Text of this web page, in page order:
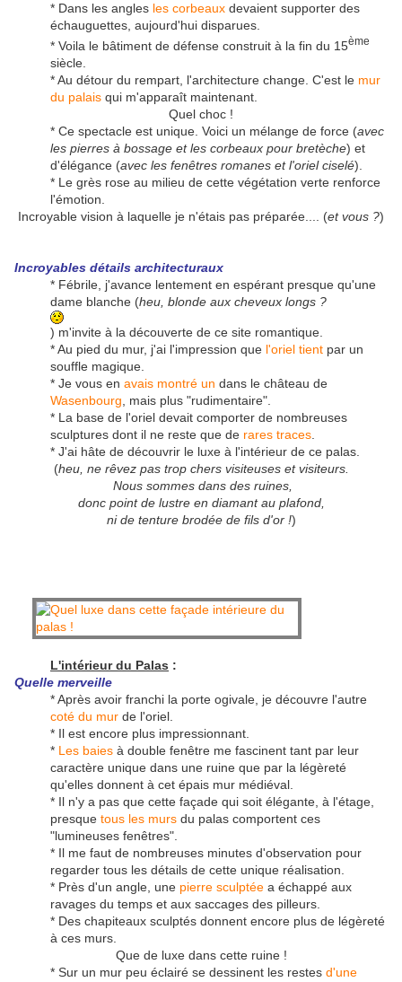
* Dans les angles les corbeaux devaient supporter des
échauguettes, aujourd'hui disparues.
* Voila le bâtiment de défense construit à la fin du 15ème
siècle.
* Au détour du rempart, l'architecture change. C'est le mur
du palais qui m'apparaît maintenant.
Quel choc !
* Ce spectacle est unique. Voici un mélange de force (avec
les pierres à bossage et les corbeaux pour bretèche) et
d'élégance (avec les fenêtres romanes et l'oriel ciselé).
* Le grès rose au milieu de cette végétation verte renforce
l'émotion.
Incroyable vision à laquelle je n'étais pas préparée.... (et vous ?)
Incroyables détails architecturaux
* Fébrile, j'avance lentement en espérant presque qu'une
dame blanche (heu, blonde aux cheveux longs ?
) m'invite à la découverte de ce site romantique.
* Au pied du mur, j'ai l'impression que l'oriel tient par un
souffle magique.
* Je vous en avais montré un dans le château de
Wasenbourg , mais plus "rudimentaire".
* La base de l'oriel devait comporter de nombreuses
sculptures dont il ne reste que de rares traces
* J'ai hâte de découvrir le luxe à l'intérieur de ce palas.
(heu, ne rêvez pas trop chers visiteuses et visiteurs.
Nous sommes dans des ruines,
donc point de lustre en diamant au plafond,
ni de tenture brodée de fils d'or !)
L'intérieur du Palas :
Quelle merveille
* Après avoir franchi la porte ogivale, je découvre l'autre
coté du mur de l'oriel.
* Il est encore plus impressionnant.
* Les baies à double fenêtre me fascinent tant par leur
caractère unique dans une ruine que par la légèreté
qu'elles donnent à cet épais mur médiéval.
* Il n'y a pas que cette façade qui soit élégante, à l'étage,
presque tous les murs du palas comportent ces
"lumineuses fenêtres".
* Il me faut de nombreuses minutes d'observation pour
regarder tous les détails de cette unique réalisation.
* Près d'un angle, une pierre sculptée a échappé aux
ravages du temps et aux saccages des pilleurs.
* Des chapiteaux sculptés donnent encore plus de légèreté
à ces murs.
Que de luxe dans cette ruine !
* Sur un mur peu éclairé se dessinent les restes d'une